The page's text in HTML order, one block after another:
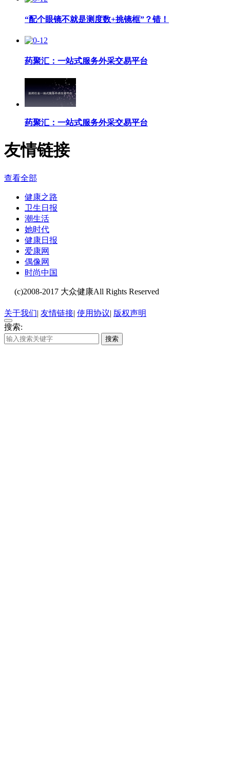
“配个眼镜不就是测度数+挑镜框”？错！
药聚汇：一站式服务外采交易平台
药聚汇：一站式服务外采交易平台
友情链接
查看全部
健康之路
卫生日报
潮生活
她时代
健康日报
爱康网
偶像网
时尚中国
(c)2008-2017 大众健康All Rights Reserved
关于我们| 友情链接| 使用协议| 版权声明
搜索:
搜索